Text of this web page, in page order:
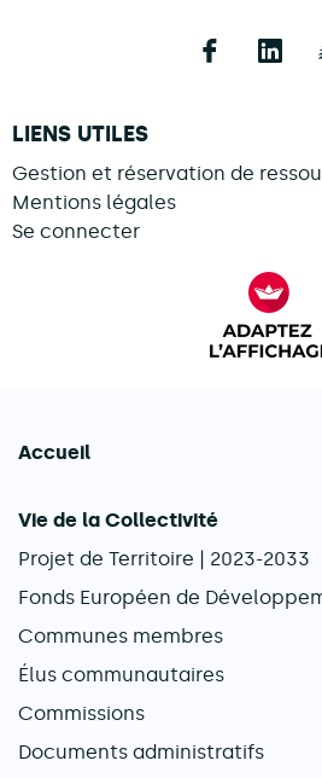
Follow
LIENS UTILES
Gestion et réservation de
Mentions légales
Se connecter
Accueil
Vie de la Collectivité
Projet de Territoire | 2023-2033
Fonds Européen de
Communes membres
Élus communautaires
Commissions
Documents administratifs